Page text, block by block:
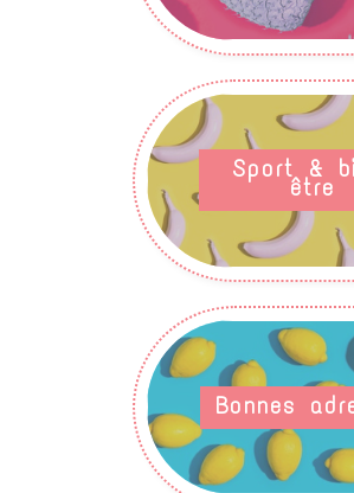
Sport &
être
Bonnes